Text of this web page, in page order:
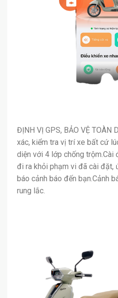
ĐỊNH VỊ GPS, BẢO VỆ TOÀN
xác, kiểm tra vị trí xe bất cứ
diện với 4 lớp chống trộm.Cài
đi ra khỏi phạm vi đã cài đặt,
báo cảnh báo đến bạn.Cảnh
rung lắc.